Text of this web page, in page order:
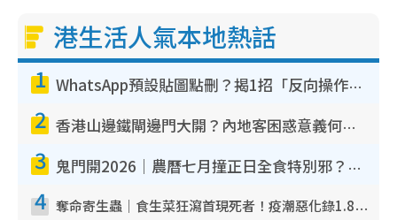
港生活人氣本地熱話
1 WhatsApp預設貼圖點刪？揭1招「反向操作」還原簡潔介面 附3步實測教學
2 香港山邊鐵閘邊門大開？內地客困惑意義何在！網民神回覆：呢種叫法理性防禦
3 鬼門開2026｜農曆七月撞正日全食特別邪？專家警告切忌做一事！揭4大禁忌+2招保平安
4 奪命寄生蟲｜食生菜狂瀉首現死者！疫潮惡化錄1.8萬宗病例 揭洗菜3大謬誤